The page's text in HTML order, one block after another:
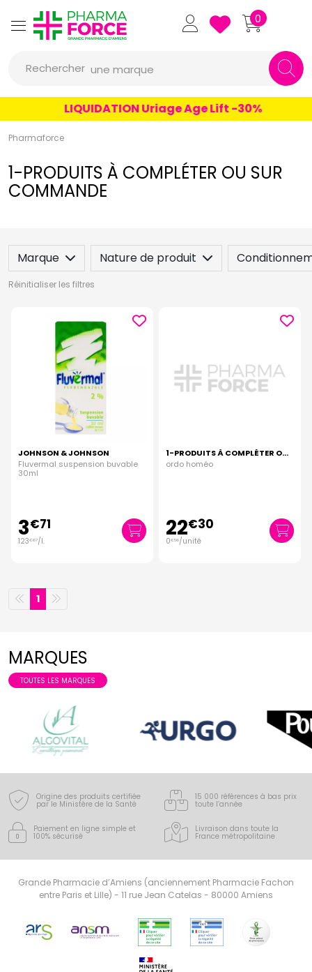
Pharmaforce Grande Pharmacie
0
Rechercher
un conseil
un produit
une marque
LIQUIDATION Uriage Age Lift -30%
Pharmaforce
1-PRODUITS À COMPLÉTER OU SUR
COMMANDE
Marque Nature de produit
Réinitialiser les filtres
JOHNSON & JOHNSON
Fluvermal suspension buvable
30ml
3€71
123€67/l.
1-PRODUITS À COMPLÉTER OU SUR COMMANDE
ordo homéo
22€30
0€56/unité
1
MARQUES
TOUTES LES MARQUES
Origine des produits certifiée
par le Ministère de la Santé
15 000 références à bas prix
toute l’année
Paiement en ligne simple et
100% sécurisé
Livraison dans toute la
France métropolitaine
Grande Pharmacie d’Amiens (anciennement Pharmacie Fachon
entre Paris et Lille) - 11 rue Jean Catelas - 80000 Amiens